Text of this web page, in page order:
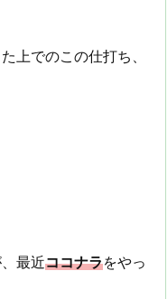
上でのこの仕打ち、
最近ココナラをやっ